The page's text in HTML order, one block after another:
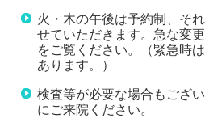
火・木の午後は予約制、そ
せていただきます。急な変
をご覧ください。（緊急時
あります。）
検査等が必要な場合もござ
にご来院ください。